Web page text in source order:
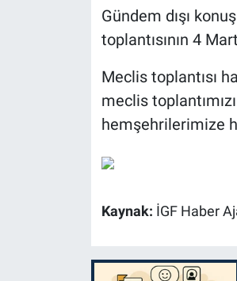
Gündem dışı
toplantısının 4
Meclis toplantısı
meclis
hemşehrilerimize
Kaynak: İGF Haber